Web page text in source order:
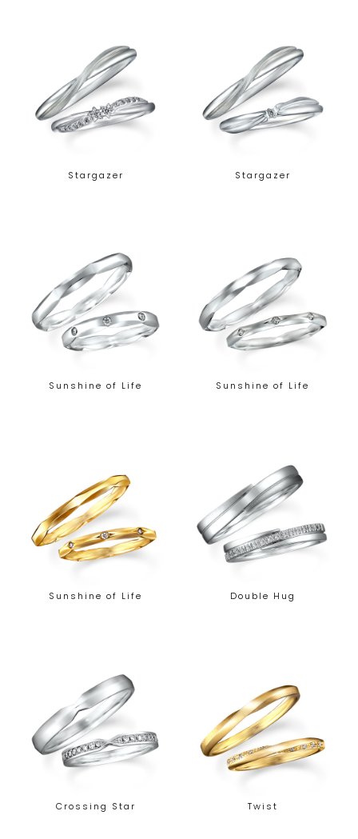
Stargazer Stargazer
Sunshine of Life Sunshine of Life
Sunshine of Life Double Hug
Crossing Star Twist